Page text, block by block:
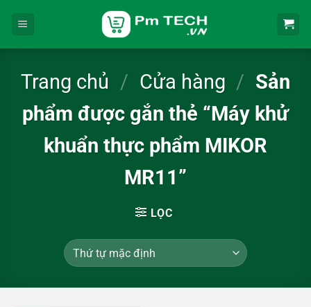
Trang chủ / Cửa hàng / Sản
phẩm được gắn thẻ “Máy khử
khuẩn thực phẩm MIKOR
MR11”
LỌC